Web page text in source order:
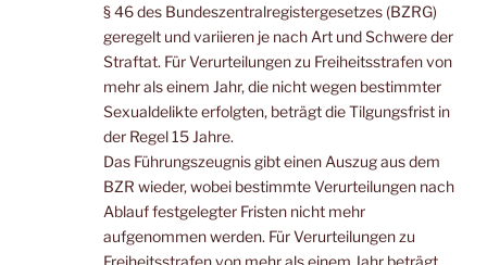
§ 46 des Bundeszentralregistergesetzes (BZRG)
geregelt und variieren je nach Art und Schwere der
Straftat. Für Verurteilungen zu Freiheitsstrafen von
mehr als einem Jahr, die nicht wegen bestimmter
Sexualdelikte erfolgten, beträgt die Tilgungsfrist in
der Regel 15 Jahre.
Das Führungszeugnis gibt einen Auszug aus dem
BZR wieder, wobei bestimmte Verurteilungen nach
Ablauf festgelegter Fristen nicht mehr
aufgenommen werden. Für Verurteilungen zu
Freiheitsstrafen von mehr als einem Jahr beträgt